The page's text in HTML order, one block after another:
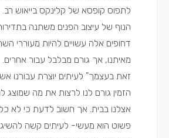
לתפוס קופסא של קלינקס בייאוש רב.
הנוף של עיצוב הפנים משתנה
דחופים אלה עשויים להיות מעוררי
מאיתנו, אך גורם מבלבל עבור
זאת בעצמך" לעיתים יוצרת עבורנו
הזמין גורם לנו לרצות את מה שמוצג
אצלנו בבית. אך חשוב לדעת כי לא
פשוט הוא מעשי- לעיתים קשה